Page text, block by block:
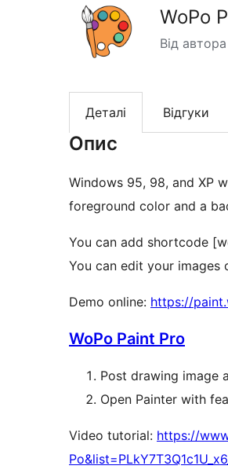
WoPo
Від автора
Деталі Відгуки
Опис
Windows 95, 98, and XP
foreground color and a
You can add shortcode
You can edit your images
Demo online: https://
WoPo Paint Pro
Post drawing image
Open Painter with
Video tutorial: https://